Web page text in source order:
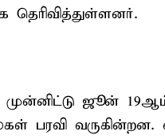
ஜூன்
பரவி